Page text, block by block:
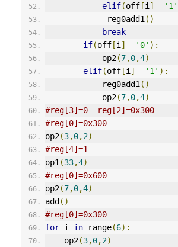
elif(off[i ]=='1'
             reg0add1
()
break
if(off[i ]=='0' ):
            op2
(7,0,4)
elif(off[i ]=='1' ):
            reg0add1
()
            op2
(7,0,4)
#reg[3]=0  reg[2]=0x300
#reg[0]=0x300
op2(3,0,2)
#reg[4]=1
op1 (33,4)
#reg[0]=0x600
op2(7,0,4)
add ()
#reg[0]=0x300
for i in range(6):
    op2
(3,0,2)